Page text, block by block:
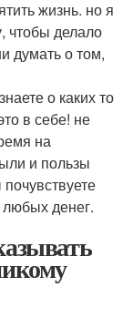
жизнь. но я
чтобы делало
думать о том,
о каких то
в себе! не
на
и пользы
денег.